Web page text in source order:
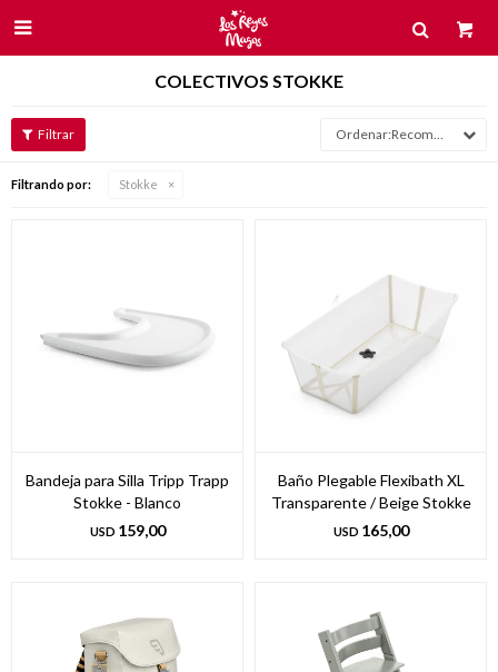

COLECTIVOS STOKKE
Recomendados
Filtrando por: Stokke
Bandeja para Silla Tripp Trapp
Stokke - Blanco
USD 159,00
Baño Plegable Flexibath XL
Transparente / Beige Stokke
USD 165,00